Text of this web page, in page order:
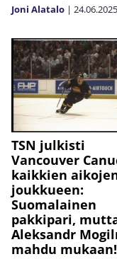
Joni Alatalo | 24.06.2025
TSN julkisti
Vancouver
kaikkien
joukkueen:
Suomalainen
pakkipari,
Aleksandr
mahdu mukaan!